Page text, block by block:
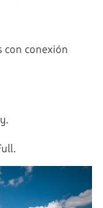
con conexión